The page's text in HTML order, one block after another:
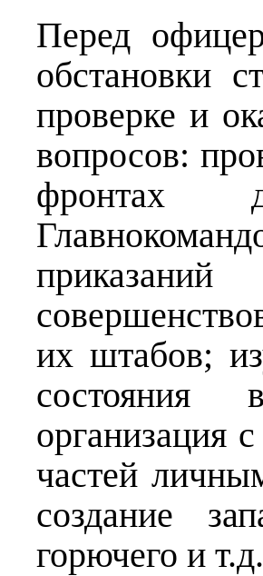
Перед
обстановки
проверке и
вопросов:
фронтах
их штабов;
организация
частей
создание
горючего и т.д.